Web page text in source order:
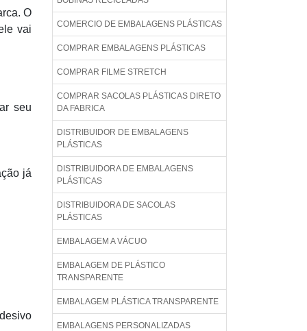
O
vai
seu
já
COMERCIO DE EMBALAGENS PLÁSTICAS
COMPRAR EMBALAGENS PLÁSTICAS
COMPRAR FILME STRETCH
COMPRAR SACOLAS PLÁSTICAS DIRETO
DA FABRICA
DISTRIBUIDOR DE EMBALAGENS
PLÁSTICAS
DISTRIBUIDORA DE EMBALAGENS
PLÁSTICAS
DISTRIBUIDORA DE SACOLAS
PLÁSTICAS
EMBALAGEM A VÁCUO
EMBALAGEM DE PLÁSTICO
TRANSPARENTE
EMBALAGEM PLÁSTICA TRANSPARENTE
EMBALAGENS PERSONALIZADAS